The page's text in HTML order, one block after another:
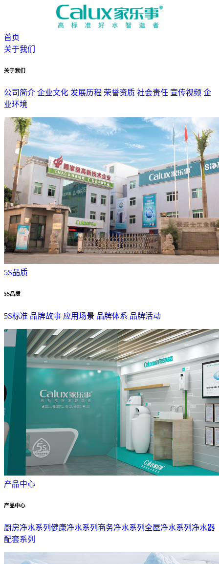
首页
关于我们
关于我们
公司简介 企业文化 发展历程 荣誉资质 社会责任 宣传视频 企
业环境
5S品质
5S品质
5S标准 品牌故事 应用场景 品牌体系 品牌活动
产品中心
产品中心
厨房净水系列 健康净水系列 商务净水系列 全屋净水系列 净水器
配套系列